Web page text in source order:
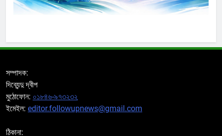
সম্পাদক:
দিব্যেন্দু দ্বীপ
মুঠোফোন: ০১৮৪৬-৯৭৩২৩২
ইমেইল: editor.followupnews@gmail.com
ঠিকানা: